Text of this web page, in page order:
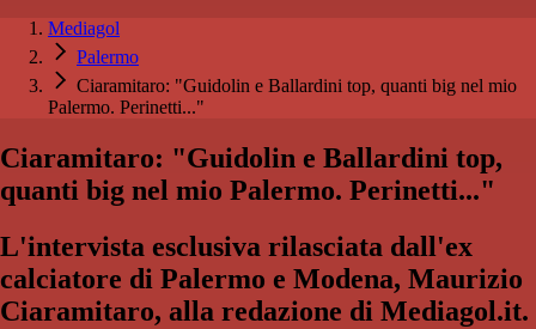
Mediagol
Palermo
Ciaramitaro: "Guidolin e Ballardini top, quanti big nel mio
Palermo. Perinetti..."
Ciaramitaro: "Guidolin e Ballardini top,
quanti big nel mio Palermo. Perinetti..."
L'intervista esclusiva rilasciata dall'ex
calciatore di Palermo e Modena, Maurizio
Ciaramitaro, alla redazione di Mediagol.it.